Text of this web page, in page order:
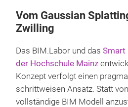
Vom Gaussian
Zwilling
Das BIM.Labor und das Smart
der Hochschule Mainz
Konzept verfolgt einen
schrittweisen Ansatz. Statt
vollständige BIM Modell